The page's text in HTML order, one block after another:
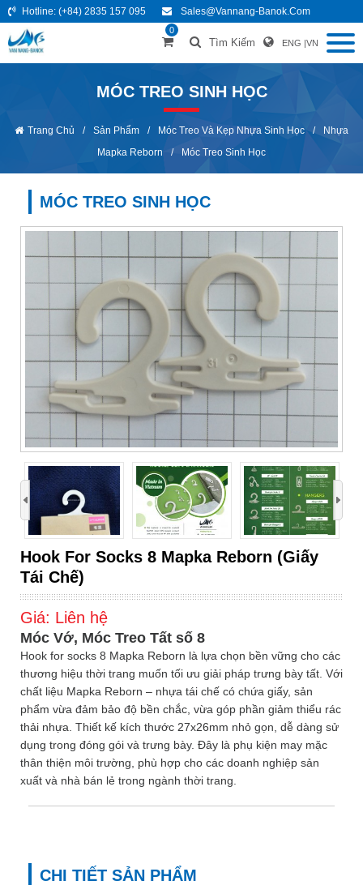
Hotline: (+84) 2835 157 095 Sales@vannang-Banok.com
0
Tìm Kiếm ENG |VN
MÓC TREO SINH HỌC
Trang Chủ / Sản Phẩm / Móc Treo Và Kẹp Nhựa Sinh Học /
Nhựa
Mapka Reborn
/ Móc Treo Sinh Học
MÓC TREO SINH HỌC
›
Hook For Socks 8 Mapka Reborn (Giấy
Tái Chế)
Giá: Liên hệ
Móc Vớ, Móc Treo Tất số 8
Hook for socks 8 Mapka Reborn là lựa chọn bền vững cho các
thương hiệu thời trang muốn tối ưu giải pháp trưng bày tất. Với
chất liệu Mapka Reborn – nhựa tái chế có chứa giấy, sản
phẩm vừa đảm bảo độ bền chắc, vừa góp phần giảm thiểu rác
thải nhựa. Thiết kế kích thước 27x26mm nhỏ gọn, dễ dàng sử
dụng trong đóng gói và trưng bày. Đây là phụ kiện may mặc
thân thiện môi trường, phù hợp cho các doanh nghiệp sản
xuất và nhà bán lẻ trong ngành thời trang.
CHI TIẾT SẢN PHẨM